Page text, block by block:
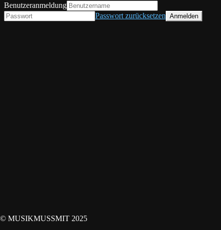
© MUSIKMUSSMIT 2025
Benutzeranmeldung
Passwort zurücksetzen